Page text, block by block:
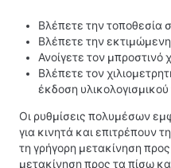
Βλέπετε την τοποθεσία
Βλέπετε την
Ανοίγετε τον
Βλέπετε τον
έκδοση
Οι ρυθμίσεις πολυμέσων
για κινητά και επιτρέπουν
τη γρήγορη μετακίνηση
μετακίνηση προς τα πίσω